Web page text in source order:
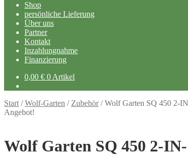
Shop
persönliche Lieferung
Über uns
Partner
Kontakt
Inzahlungnahme
Finanzierung
0,00 € 0 Artikel
Start /Wolf-Garten / Zubehör/Wolf Garten SQ 450 2-
Angebot!
Wolf Garten SQ 450 2-